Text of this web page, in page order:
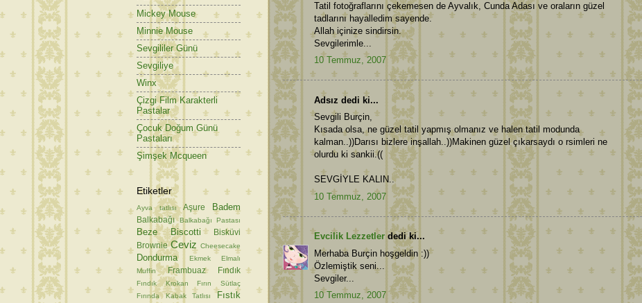
Tatil fotoğraflarını çekemesen de Ayvalık, Cunda Adası ve oraların güzel
tadlarını hayalledim sayende.
Allah içinize sindirsin.
Sevgilerimle...
10 Temmuz, 2007
Adsız dedi ki...
Sevgili Burçin,
Kısada olsa, ne güzel tatil yapmış olmanız ve halen tatil modunda
kalman..))Darısı bizlere inşallah..))Makinen güzel çıkarsaydı o rsimleri ne
olurdu ki sankii.((
SEVGİYLE KALIN..
10 Temmuz, 2007
Evcilik Lezzetler dedi ki...
Merhaba Burçin hoşgeldin :))
Özlemiştik seni...
Sevgiler...
10 Temmuz, 2007
Mickey Mouse
Minnie Mouse
Sevgililer Günü
Sevgiliye
Winx
Çizgi Film Karakterli
Pastalar
Çocuk Doğum Günü
Pastaları
Şimşek Mcqueen
Etiketler
Ayva tatlısı Aşure Badem
Balkabağı Balkabağı Pastası
Beze Biscotti
Bisküvi
Brownie Ceviz Cheesecake
Dondurma Ekmek
Elmalı
Muffin
Frambuaz Fındık
Fındık Krokan
Fırın Sütlaç
Fırında Kabak Tatlısı
Fıstık